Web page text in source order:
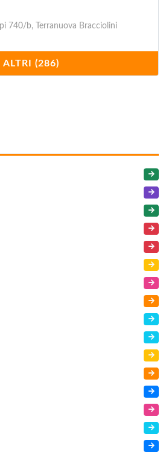
740/b, Terranuova Bracciolini
Arezzo
88, Cortona
83, Sansepolcro
ALTRI (286)